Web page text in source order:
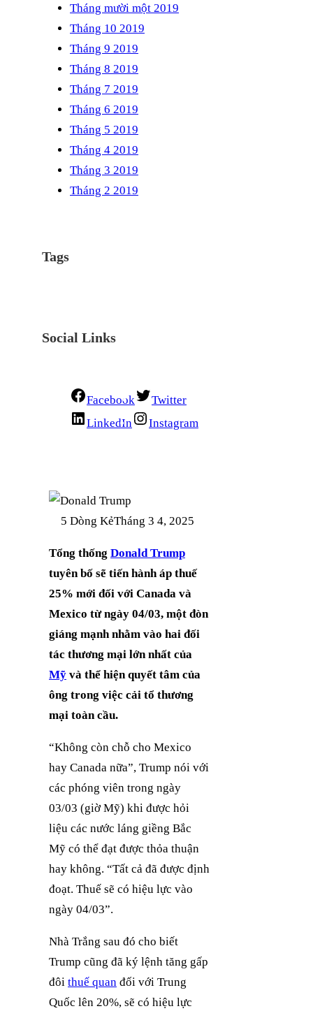
Tháng mười một 2019
Tháng 10 2019
Tháng 9 2019
Tháng 8 2019
Tháng 7 2019
Tháng 6 2019
Tháng 5 2019
Tháng 4 2019
Tháng 3 2019
Tháng 2 2019
Tags
Social Links
Facebook
Twitter
LinkedIn
Instagram
5 Dòng KẻTháng 3 4, 2025
Tổng thống Donald Trump
tuyên bố sẽ tiến hành áp thuế
25% mới đối với Canada và
Mexico từ ngày 04/03, một đòn
giáng mạnh nhằm vào hai đối
tác thương mại lớn nhất của
Mỹ và thể hiện quyết tâm của
ông trong việc cải tổ thương
mại toàn cầu.
“Không còn chỗ cho Mexico
hay Canada nữa”, Trump nói với
các phóng viên trong ngày
03/03 (giờ Mỹ) khi được hỏi
liệu các nước láng giềng Bắc
Mỹ có thể đạt được thỏa thuận
hay không. “Tất cả đã được định
đoạt. Thuế sẽ có hiệu lực vào
ngày 04/03”.
Nhà Trắng sau đó cho biết
Trump cũng đã ký lệnh tăng gấp
đôi thuế quan đối với Trung
Quốc lên 20%, sẽ có hiệu lực